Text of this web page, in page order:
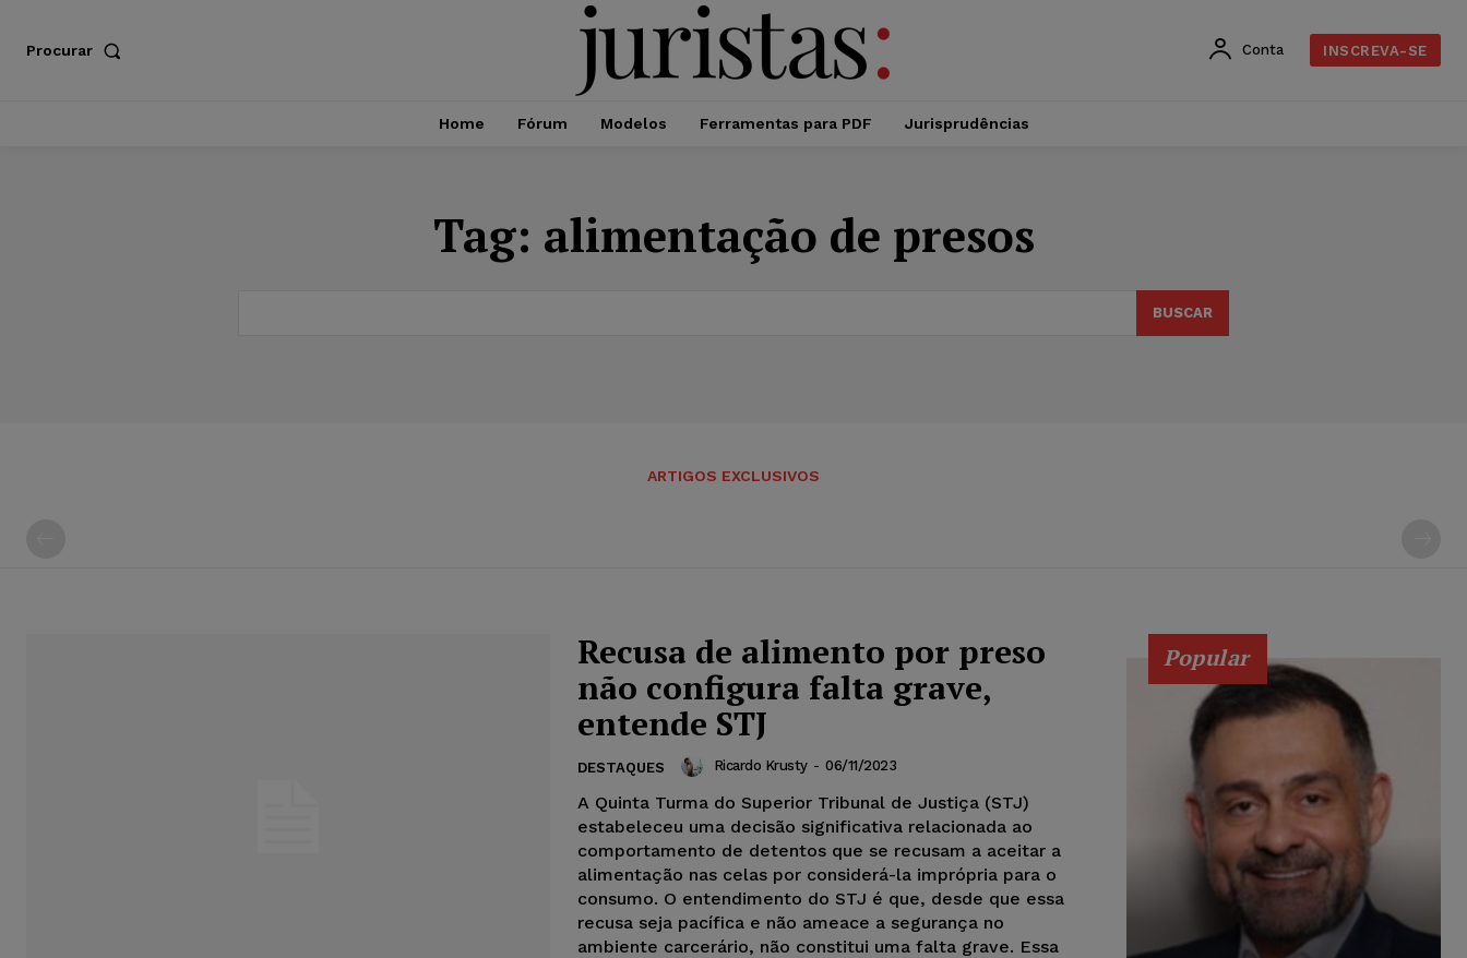
Procurar Conta INSCREVA-SE
Home Fórum Modelos Ferramentas para PDF Jurisprudências
Tag: alimentação de presos
BUSCAR
ARTIGOS EXCLUSIVOS
Recusa de alimento por preso
não configura falta grave,
entende STJ
DESTAQUES Ricardo Krusty - 06/11/2023
A Quinta Turma do Superior Tribunal de Justiça (STJ)
estabeleceu uma decisão significativa relacionada ao
comportamento de detentos que se recusam a aceitar a
alimentação nas celas por considerá-la imprópria para o
consumo. O entendimento do STJ é que, desde que essa
recusa seja pacífica e não ameace a segurança no
ambiente carcerário, não constitui uma falta grave. Essa
Popular